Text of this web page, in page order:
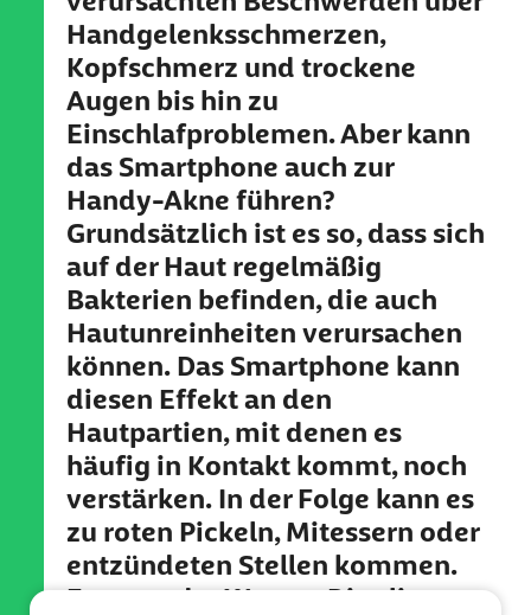
Handgelenksschmerzen,
Kopfschmerz und trockene
Augen bis hin zu
Einschlafproblemen. Aber kann
das Smartphone auch zur
Handy-Akne führen?
Grundsätzlich ist es so, dass sich
auf der Haut regelmäßig
Bakterien befinden, die auch
Hautunreinheiten verursachen
können. Das Smartphone kann
diesen Effekt an den
Hautpartien, mit denen es
häufig in Kontakt kommt, noch
verstärken. In der Folge kann es
zu roten Pickeln, Mitessern oder
entzündeten Stellen kommen.
Etwa an der Wange. Dies liegt